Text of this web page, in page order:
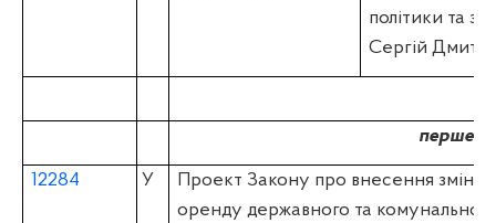
політики та
Сергій
перше
12284 У
Проект Закону про внесення зміни
оренду державного та